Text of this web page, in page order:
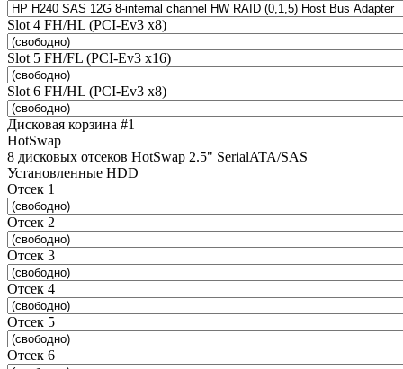
Slot 4 FH/HL (PCI-Ev3 x8)
Slot 5 FH/FL (PCI-Ev3 x16)
Slot 6 FH/HL (PCI-Ev3 x8)
Дисковая корзина #1
HotSwap
8 дисковых отсеков HotSwap 2.5" SerialATA/SAS
Установленные HDD
Отсек 1
Отсек 2
Отсек 3
Отсек 4
Отсек 5
Отсек 6